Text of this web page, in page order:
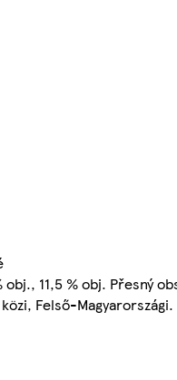
obj., 11,5 % obj. Přesný
Felső-